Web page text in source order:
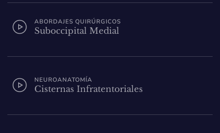
ABORDAJES QUIRÚRGICOS
Suboccipital Medial
NEUROANATOMÍA
Cisternas Infratentoriales